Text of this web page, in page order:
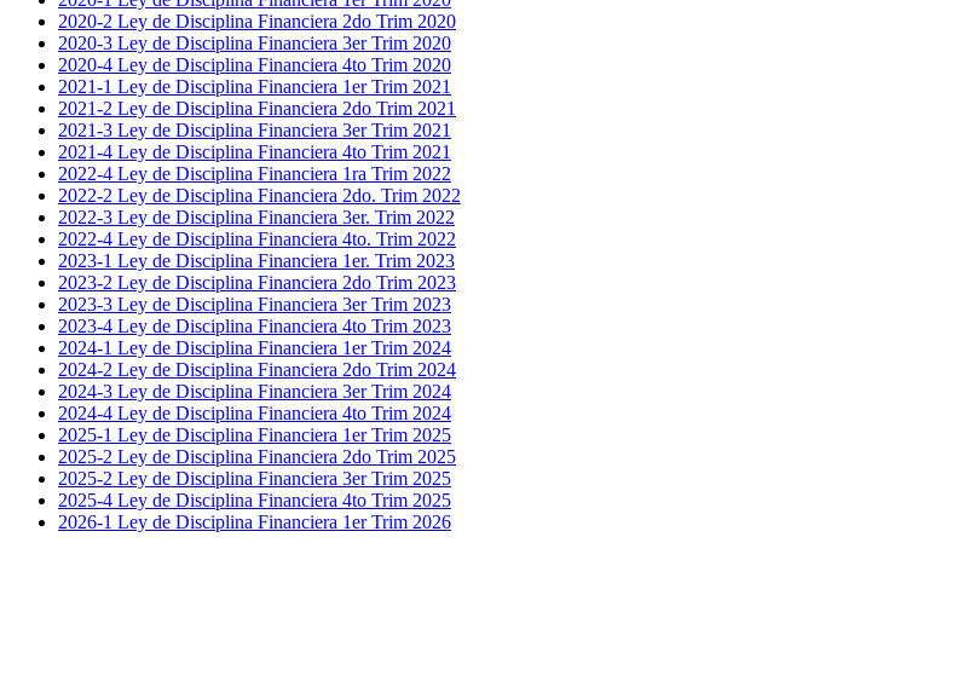
2020-2 Ley de Disciplina Financiera 2do Trim 2020
2020-3 Ley de Disciplina Financiera 3er Trim 2020
2020-4 Ley de Disciplina Financiera 4to Trim 2020
2021-1 Ley de Disciplina Financiera 1er Trim 2021
2021-2 Ley de Disciplina Financiera 2do Trim 2021
2021-3 Ley de Disciplina Financiera 3er Trim 2021
2021-4 Ley de Disciplina Financiera 4to Trim 2021
2022-4 Ley de Disciplina Financiera 1ra Trim 2022
2022-2 Ley de Disciplina Financiera 2do. Trim 2022
2022-3 Ley de Disciplina Financiera 3er. Trim 2022
2022-4 Ley de Disciplina Financiera 4to. Trim 2022
2023-1 Ley de Disciplina Financiera 1er. Trim 2023
2023-2 Ley de Disciplina Financiera 2do Trim 2023
2023-3 Ley de Disciplina Financiera 3er Trim 2023
2023-4 Ley de Disciplina Financiera 4to Trim 2023
2024-1 Ley de Disciplina Financiera 1er Trim 2024
2024-2 Ley de Disciplina Financiera 2do Trim 2024
2024-3 Ley de Disciplina Financiera 3er Trim 2024
2024-4 Ley de Disciplina Financiera 4to Trim 2024
2025-1 Ley de Disciplina Financiera 1er Trim 2025
2025-2 Ley de Disciplina Financiera 2do Trim 2025
2025-2 Ley de Disciplina Financiera 3er Trim 2025
2025-4 Ley de Disciplina Financiera 4to Trim 2025
2026-1 Ley de Disciplina Financiera 1er Trim 2026